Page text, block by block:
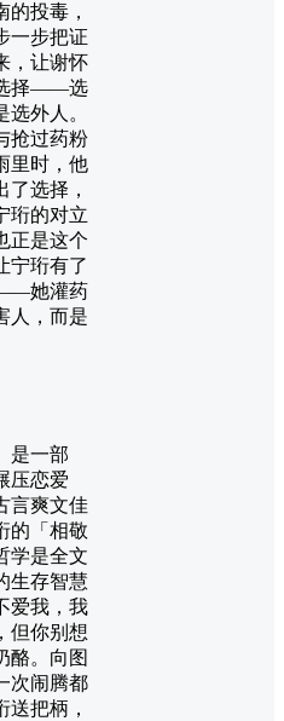
的投毒，
一步把证
，让谢怀
择——选
选外人。
抢过药粉
里时，他
了选择，
珩的对立
正是这个
宁珩有了
她灌药
人，而是
是一部
压恋爱
言爽文佳
的「相敬
学是全文
生存智慧
我，我
但你别想
酪。向图
次闹腾都
送把柄，